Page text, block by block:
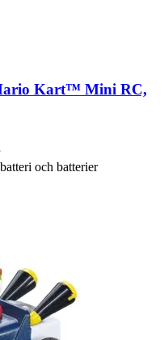
Kart™ Mini RC,
och batterier